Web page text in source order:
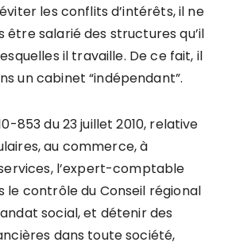
les conflits d’intérêts, il ne
être salarié des structures qu’il
il travaille. De ce fait, il
un cabinet “indépendant”.
853 du 23 juillet 2010, relative
au commerce, à
l’expert-comptable
le contrôle du Conseil régional
social, et détenir des
dans toute société,